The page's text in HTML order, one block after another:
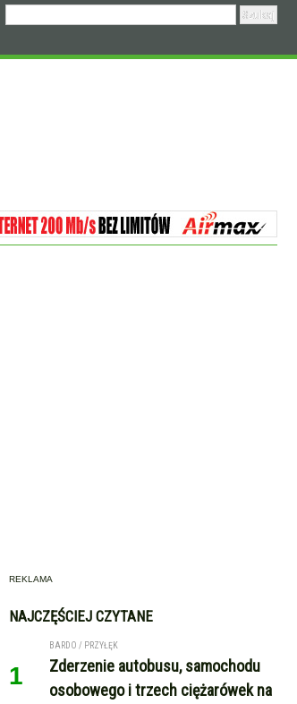
REKLAMA
NAJCZĘŚCIEJ CZYTANE
1
BARDO / PRZYŁĘK
Zderzenie autobusu, samochodu
osobowego i trzech ciężarówek na